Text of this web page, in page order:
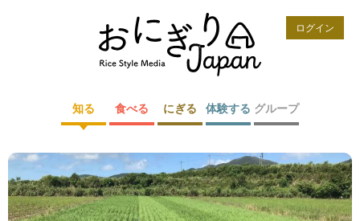
ログイン
知る 食べる にぎる 体験する グループ